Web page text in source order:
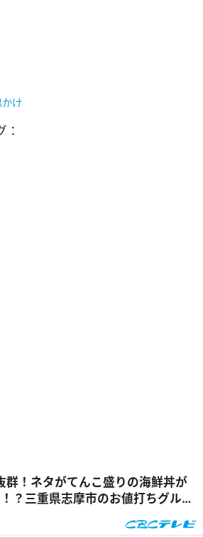
け
：
群！ネタがてんこ盛りの海鮮丼が
？三重県志摩市のお値打ちグルメ